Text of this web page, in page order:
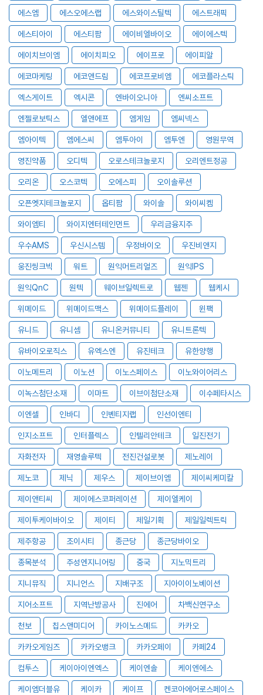
에스엠 에스오에스랩 에스와이스틸텍 에스트래픽
에스티아이 에스티팜 에이비엘바이오 에이에스텍
에이치브이엠 에이치피오 에이프로 에이피알
에코마케팅 에코앤드림 에코프로비엠 에코플라스틱
엑스게이트 엑시콘 엔바이오니아 엔씨소프트
엔젤로보틱스 엘앤에프 엠게임 엠씨넥스
엠아이텍 엠에스씨 엠투아이 엠투엔 영원무역
영진약품 오디텍 오로스테크놀로지 오리엔트정공
오리온 오스코텍 오에스피 오이솔루션
오픈엣지테크놀로지 옵티팜 와이솔 와이씨켐
와이엠티 와이지엔터테인먼트 우리금융지주
우수AMS 우신시스템 우정바이오 우진비앤지
웅진씽크빅 워트 원익머트리얼즈 원익IPS
원익QnC 원텍 웨이브일렉트로 웹젠 웹케시
위메이드 위메이드맥스 위메이드플레이 윈팩
유니드 유니셈 유니온커뮤니티 유니트론텍
유바이오로직스 유엑스엔 유진테크 유한양행
이노메트리 이노션 이노스페이스 이노와이어리스
이녹스첨단소재 이마트 이브이첨단소재 이수페타시스
이엔셀 인바디 인벤티지랩 인선이엔티
인지소프트 인터플렉스 인텔리안테크 일진전기
자화전자 재영솔루텍 전진건설로봇 제노레이
제노코 제닉 제우스 제이브이엠 제이씨케미칼
제이앤티씨 제이에스코퍼레이션 제이엘케이
제이투케이바이오 제이티 제일기획 제일일렉트릭
제주항공 조이시티 종근당 종근당바이오
종목분석 주성엔지니어링 중국 지노믹트리
지니뮤직 지니언스 지배구조 지아이이노베이션
지어소프트 지역난방공사 진에어 차백신연구소
천보 칩스앤미디어 카이노스메드 카카오
카카오게임즈 카카오뱅크 카카오페이 카페24
컴투스 케이아이엔엑스 케이엔솔 케이엔에스
케이엠더블유 케이카 케이프 켄코아에어로스페이스